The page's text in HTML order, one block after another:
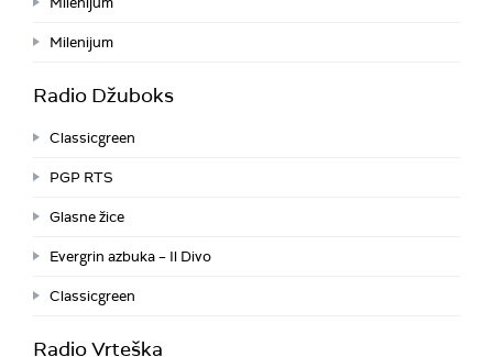
Milenijum
Radio Džuboks
Classicgreen
PGP RTS
Glasne žice
Evergrin azbuka – Il Divo
Classicgreen
Radio Vrteška